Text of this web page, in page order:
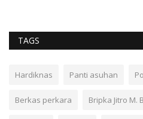
TAGS
Hardiknas Panti asuhan
Berkas perkara Bripka Jitro M.